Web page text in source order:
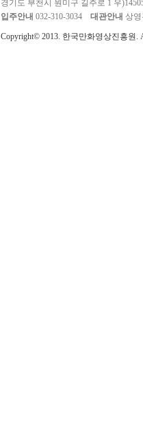
경기도 부천시 원미구 길주로 1 우
입주안내 032-310-3034 대관안내 상영
Copyright© 2013. 한국만화영상진흥원.